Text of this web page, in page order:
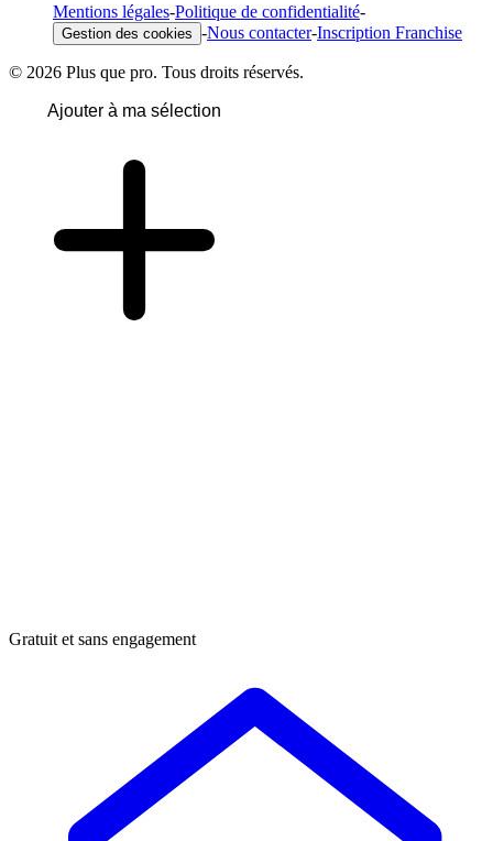
Mentions légales-Politique de confidentialité-
Gestion des cookies -Nous contacter-Inscription Franchise
© 2026 Plus que pro. Tous droits réservés.
Ajouter à ma sélection
Gratuit et sans engagement